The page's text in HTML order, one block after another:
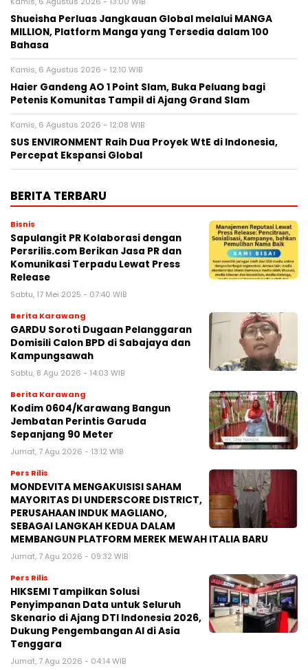
Shueisha Perluas Jangkauan Global melalui MANGA
MILLION, Platform Manga yang Tersedia dalam 100
Bahasa
Kamis, 6 Agustus 2026 - 12:10 WIB
Haier Gandeng AO 1 Point Slam, Buka Peluang bagi
Petenis Komunitas Tampil di Ajang Grand Slam
Kamis, 6 Agustus 2026 - 12:08 WIB
SUS ENVIRONMENT Raih Dua Proyek WtE di Indonesia,
Percepat Ekspansi Global
BERITA TERBARU
Bisnis
Sapulangit PR Kolaborasi dengan
Persrilis.com Berikan Jasa PR dan
Komunikasi Terpadu Lewat Press
Release
Sabtu, 17 Mei 2025 - 07:40 WIB
Berita Karawang
GARDU Soroti Dugaan Pelanggaran
Domisili Calon BPD di Sabajaya dan
Kampungsawah
Sabtu, 8 Agu 2026 - 14:03 WIB
Berita Karawang
Kodim 0604/Karawang Bangun
Jembatan Perintis Garuda
Sepanjang 90 Meter
Jumat, 7 Agu 2026 - 13:12 WIB
Pers Rilis
MONDEVITA MENGAKUISISI SAHAM
MAYORITAS DI UNDERSCORE DISTRICT,
PERUSAHAAN INDUK MAGLIANO,
SEBAGAI LANGKAH KEDUA DALAM
MEMBANGUN PLATFORM MEREK MEWAH ITALIA BARU
Jumat, 7 Agu 2026 - 09:32 WIB
Pers Rilis
HIKSEMI Tampilkan Solusi
Penyimpanan Data untuk Seluruh
Skenario di Ajang DTI Indonesia 2026,
Dukung Pengembangan AI di Asia
Tenggara
Jumat, 7 Agu 2026 - 04:14 WIB